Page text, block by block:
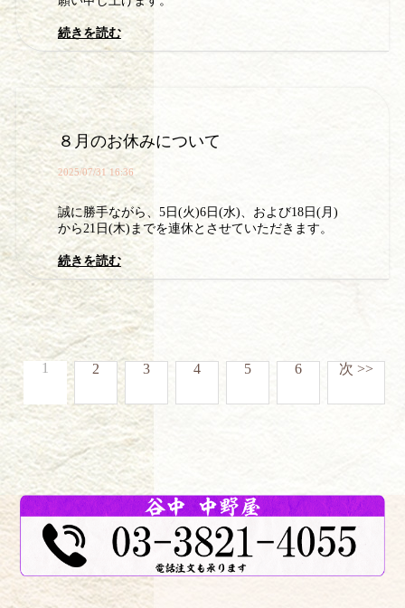
続きを読む
８月のお休みについて
2025/07/31 16:36
誠に勝手ながら、5日(火)6日(水)、および18日(月)
から21日(木)までを連休とさせていただきます。
続きを読む
1 2 3 4 5 6 次 >>